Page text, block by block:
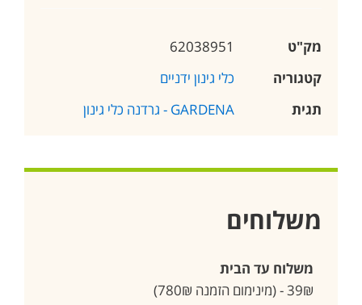
מק"ט
62038951
קטגוריה
כלי גינון ידניים
תגית
GARDENA - גרדנה כלי גינון
משלוחים
משלוח עד הבית
39₪ - (מינימום הזמנה 780₪)